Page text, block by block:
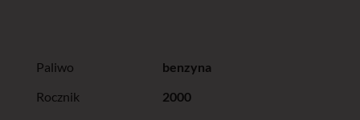
Paliwo
benzyna
Rocznik
2000